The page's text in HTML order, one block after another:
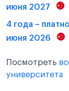
июня 2027
4 года –
июня 2026
Посмотреть
университета